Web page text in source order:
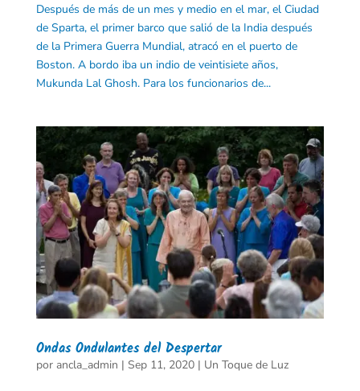
Después de más de un mes y medio en el mar, el Ciudad
de Sparta, el primer barco que salió de la India después
de la Primera Guerra Mundial, atracó en el puerto de
Boston. A bordo iba un indio de veintisiete años,
Mukunda Lal Ghosh. Para los funcionarios de...
Ondas Ondulantes del Despertar
por ancla_admin | Sep 11, 2020| Un Toque de Luz